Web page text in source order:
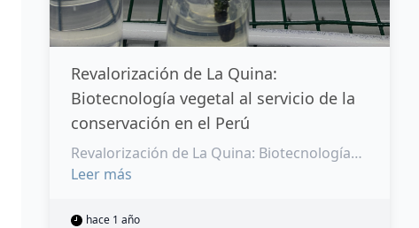
Revalorización de La Quina:
Biotecnología vegetal al servicio de la
conservación en el Perú
Revalorización de La Quina: Biotecnología
vegetal al servicio de la conservación en el
Leer más
hace 1 año